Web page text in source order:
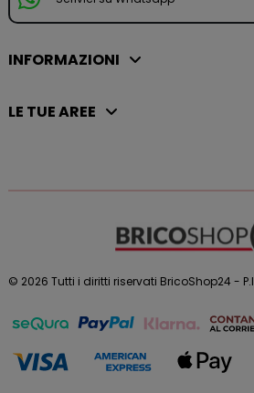
INFORMAZIONI
LE TUE AREE
© 2026 Tutti i diritti riservati BricoShop24 -